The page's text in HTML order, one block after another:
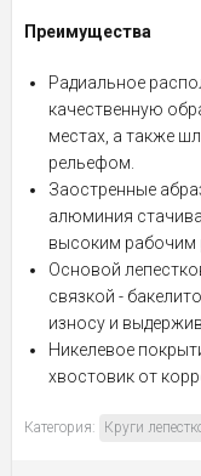
Преимущества
Радиальное
качественную
местах, а также
рельефом.
Заостренные
алюминия
высоким рабочим
Основой
связкой -
износу и
Никелевое
хвостовик от
Категория: Круги